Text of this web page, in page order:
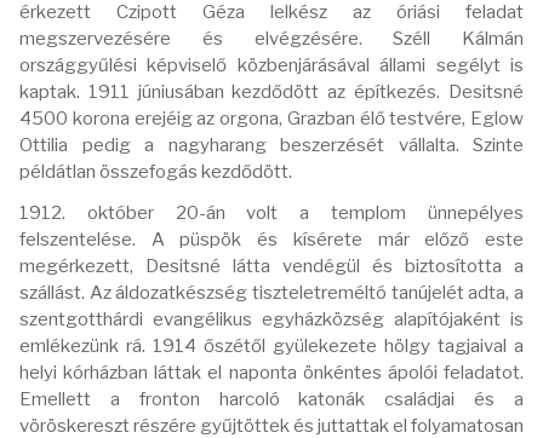
érkezett Czipott Géza lelkész az óriási feladat
megszervezésére és elvégzésére. Széll Kálmán
országgyűlési képviselő közbenjárásával állami segélyt is
kaptak. 1911 júniusában kezdődött az építkezés. Desitsné
4500 korona erejéig az orgona, Grazban élő testvére, Eglow
Ottilia pedig a nagyharang beszerzését vállalta. Szinte
példátlan összefogás kezdődött.
1912. október 20-án volt a templom ünnepélyes
felszentelése. A püspök és kísérete már előző este
megérkezett, Desitsné látta vendégül és biztosította a
szállást. Az áldozatkészség tiszteletreméltó tanújelét adta, a
szentgotthárdi evangélikus egyházközség alapítójaként is
emlékezünk rá. 1914 őszétől gyülekezete hölgy tagjaival a
helyi kórházban láttak el naponta önkéntes ápolói feladatot.
Emellett a fronton harcoló katonák családjai és a
vöröskereszt részére gyűjtöttek és juttattak el folyamatosan